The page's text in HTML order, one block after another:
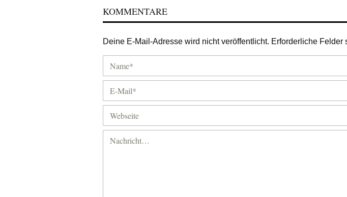
KOMMENTARE
Deine E-Mail-Adresse wird nicht veröffentlicht. Erforderliche Felder